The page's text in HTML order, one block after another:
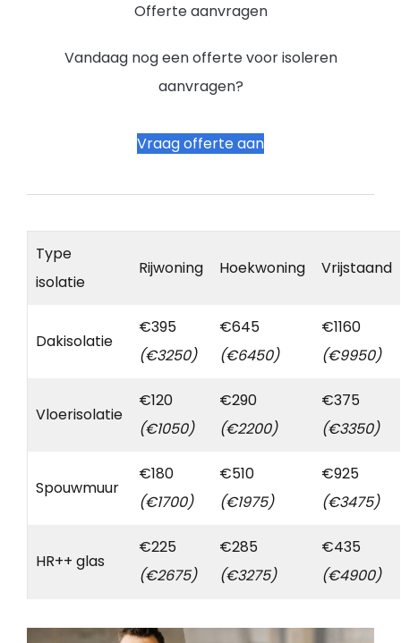
Offerte aanvragen
Vandaag nog een offerte voor isoleren
aanvragen?
Vraag offerte aan
Type
isolatie
Rijwoning Hoekwoning Vrijstaand
Dakisolatie
€395
(€3250)
€645
(€6450)
€1160
(€9950)
Vloerisolatie
€120
(€1050)
€290
(€2200)
€375
(€3350)
Spouwmuur
€180
(€1700)
€510
(€1975)
€925
(€3475)
HR++ glas
€225
(€2675)
€285
(€3275)
€435
(€4900)